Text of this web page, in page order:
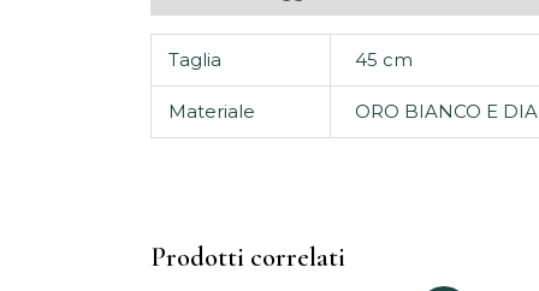
Taglia 45 cm
Materiale ORO BIANCO E
Prodotti correlati